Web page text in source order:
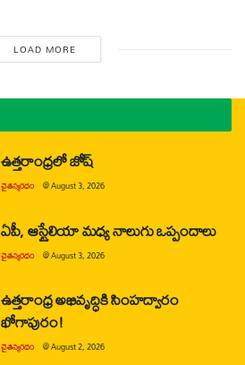
LOAD MORE
ఉత్తరాంధ్రలో జోష్
చైతన్యరధం @August 3, 2026
ఏపీ, ఆస్ట్రేలియా మధ్య నాలుగు ఒప్పందాలు
చైతన్యరధం @August 3, 2026
ఉత్తరాంధ్ర అభివృద్ధికి సింహద్వారం
భోగాపురం!
చైతన్యరధం @August 2, 2026